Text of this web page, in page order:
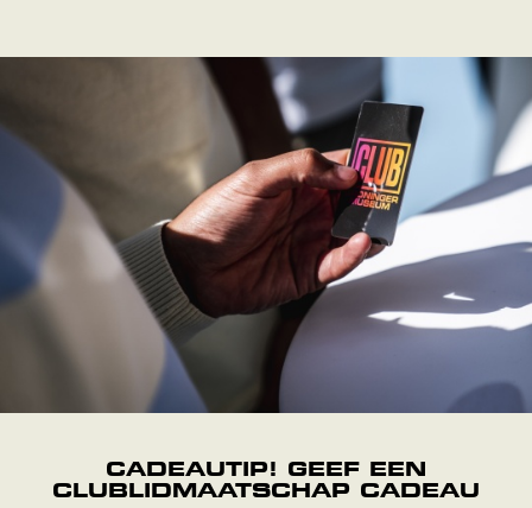
CADEAUTIP! GEEF EEN
CLUBLIDMAATSCHAP CADEAU